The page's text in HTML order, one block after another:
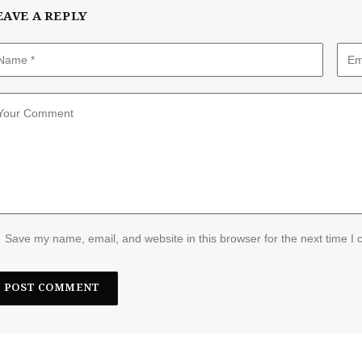
A REPLY
Save my name, email, and website in this browser for the next time I